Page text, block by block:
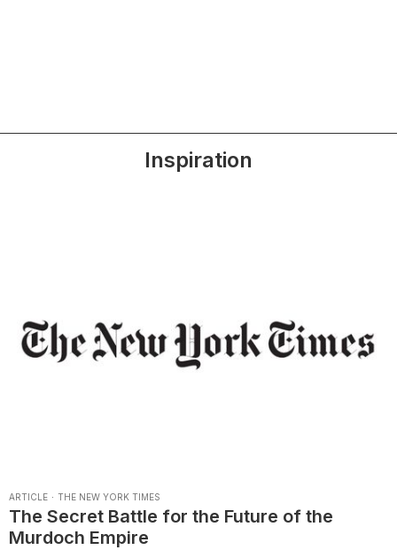
Inspiration
ARTICLE · THE NEW YORK TIMES
The Secret Battle for the Future of the
Murdoch Empire